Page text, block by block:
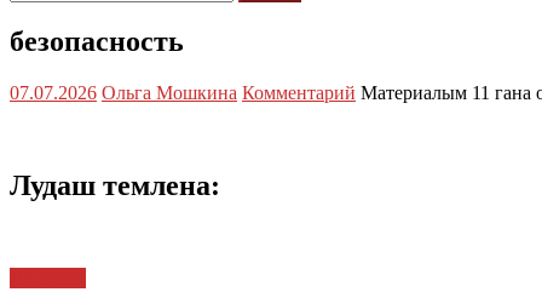
безопасность
07.07.2026 Ольга Мошкина Комментарий Материалым 11 гана
Лудаш темлена: